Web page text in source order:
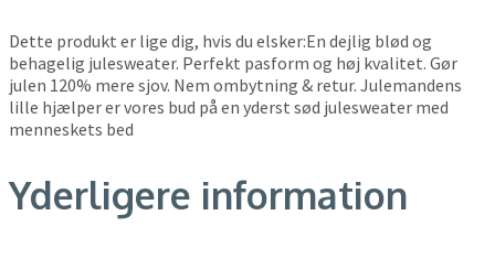
Dette produkt er lige dig, hvis du elsker:En dejlig blød og
behagelig julesweater. Perfekt pasform og høj kvalitet. Gør
julen 120% mere sjov. Nem ombytning & retur. Julemandens
lille hjælper er vores bud på en yderst sød julesweater med
menneskets bed
Yderligere information